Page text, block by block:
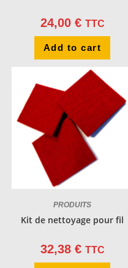
24,00 € TTC
Add to cart
PRODUITS
Kit de nettoyage pour fil
32,38 € TTC